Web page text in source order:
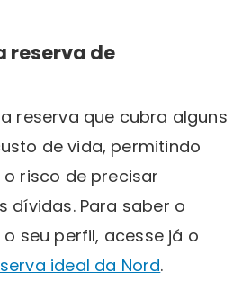
reserva de
reserva que cubra alguns
de vida, permitindo
risco de precisar
dívidas. Para saber o
seu perfil, acesse já o
ideal da Nord.